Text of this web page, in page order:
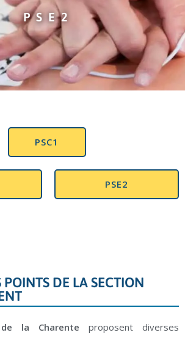
PSE2
PSC1
PSE2
POINTS DE LA SECTION
de la Charente proposent diverses